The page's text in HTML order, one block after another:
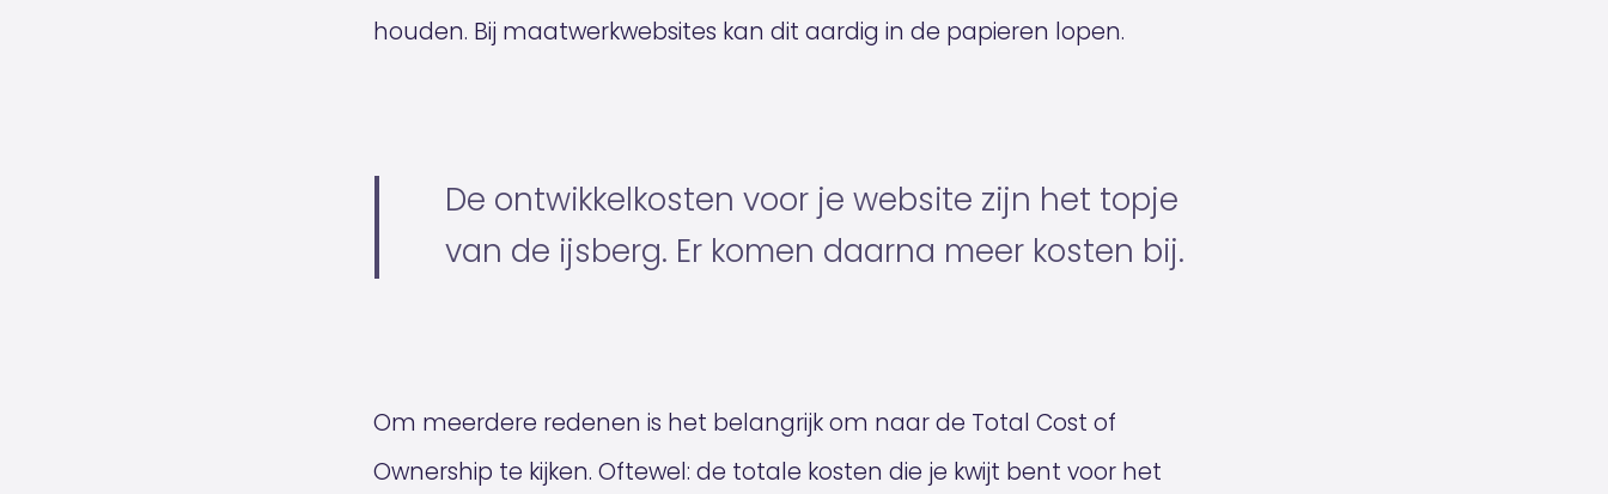
houden. Bij maatwerkwebsites kan dit aardig in de papieren lopen.
De ontwikkelkosten voor je website zijn het topje
van de ijsberg. Er komen daarna meer kosten bij.
Om meerdere redenen is het belangrijk om naar de Total Cost of
Ownership te kijken. Oftewel: de totale kosten die je kwijt bent voor het